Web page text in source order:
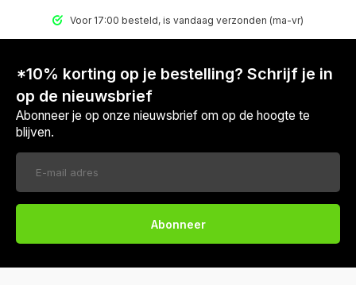
Voor 17:00 besteld, is vandaag verzonden (ma-vr)
*10% korting op je bestelling? Schrijf je in
op de nieuwsbrief
Abonneer je op onze nieuwsbrief om op de hoogte te
blijven.
Abonneer